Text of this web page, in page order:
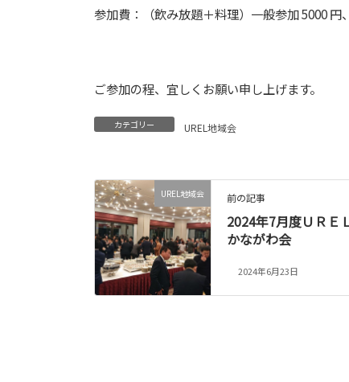
参加費：（飲み放題＋料理）一般参加 5000 円
ご参加の程、宜しくお願い申し上げます。
カテゴリー UREL地域会
UREL地域会 前の記事
2024年7月度ＵＲＥ
かながわ会
2024年6月23日